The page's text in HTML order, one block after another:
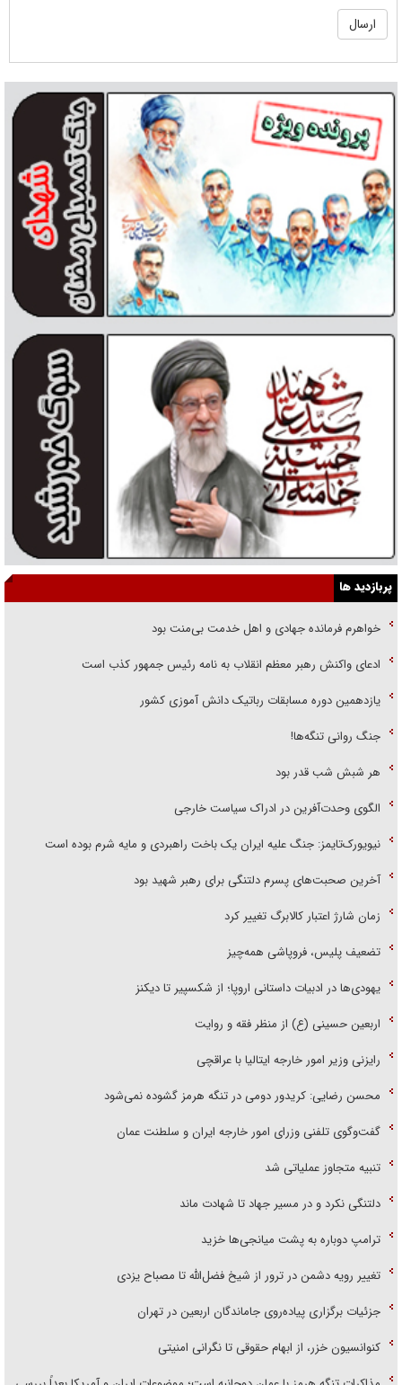
پربازدید ها
خواهرم فرمانده جهادی و اهل خدمت بی‌منت بود
ادعای واکنش رهبر معظم انقلاب به نامه رئیس جمهور کذب است
یازدهمین دوره مسابقات رباتیک دانش آموزی کشور
جنگ روانی تنگه‌ها!
هر شبش شب قدر بود
الگوی وحدت‌آفرین در ادراک سیاست خارجی
نیویورک‌تایمز: جنگ علیه ایران یک باخت راهبردی و مایه شرم بوده است
آخرین صحبت‌های پسرم دلتنگی برای رهبر شهید بود
زمان شارژ اعتبار کالابرگ تغییر کرد
تضعیف پلیس، فروپاشی همه‌چیز
یهودی‌ها در ادبیات داستانی اروپا؛ از شکسپیر تا دیکنز
اربعین حسینی (ع) از منظر فقه و روایت
رایزنی وزیر امور خارجه ایتالیا با عراقچی
محسن رضایی: کریدور دومی در تنگه هرمز گشوده نمی‌شود
گفت‌وگوی تلفنی وزرای امور خارجه ایران و سلطنت عمان
تنبیه متجاوز عملیاتی شد
دلتنگی نکرد و در مسیر جهاد تا شهادت ماند
ترامپ دوباره به پشت میانجی‌ها خزید
تغییر رویه دشمن در ترور از شیخ فضل‌الله تا مصباح یزدی
جزئیات برگزاری پیاده‌روی جاماندگان اربعین در تهران
کنوانسیون خزر، از ابهام حقوقی تا نگرانی امنیتی